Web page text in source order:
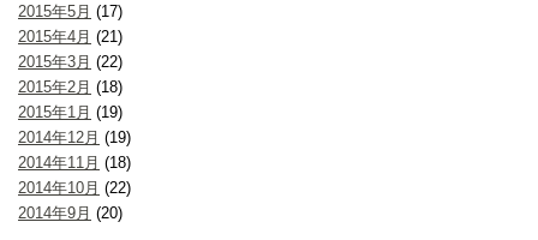
2015年5月 (17)
2015年4月 (21)
2015年3月 (22)
2015年2月 (18)
2015年1月 (19)
2014年12月 (19)
2014年11月 (18)
2014年10月 (22)
2014年9月 (20)